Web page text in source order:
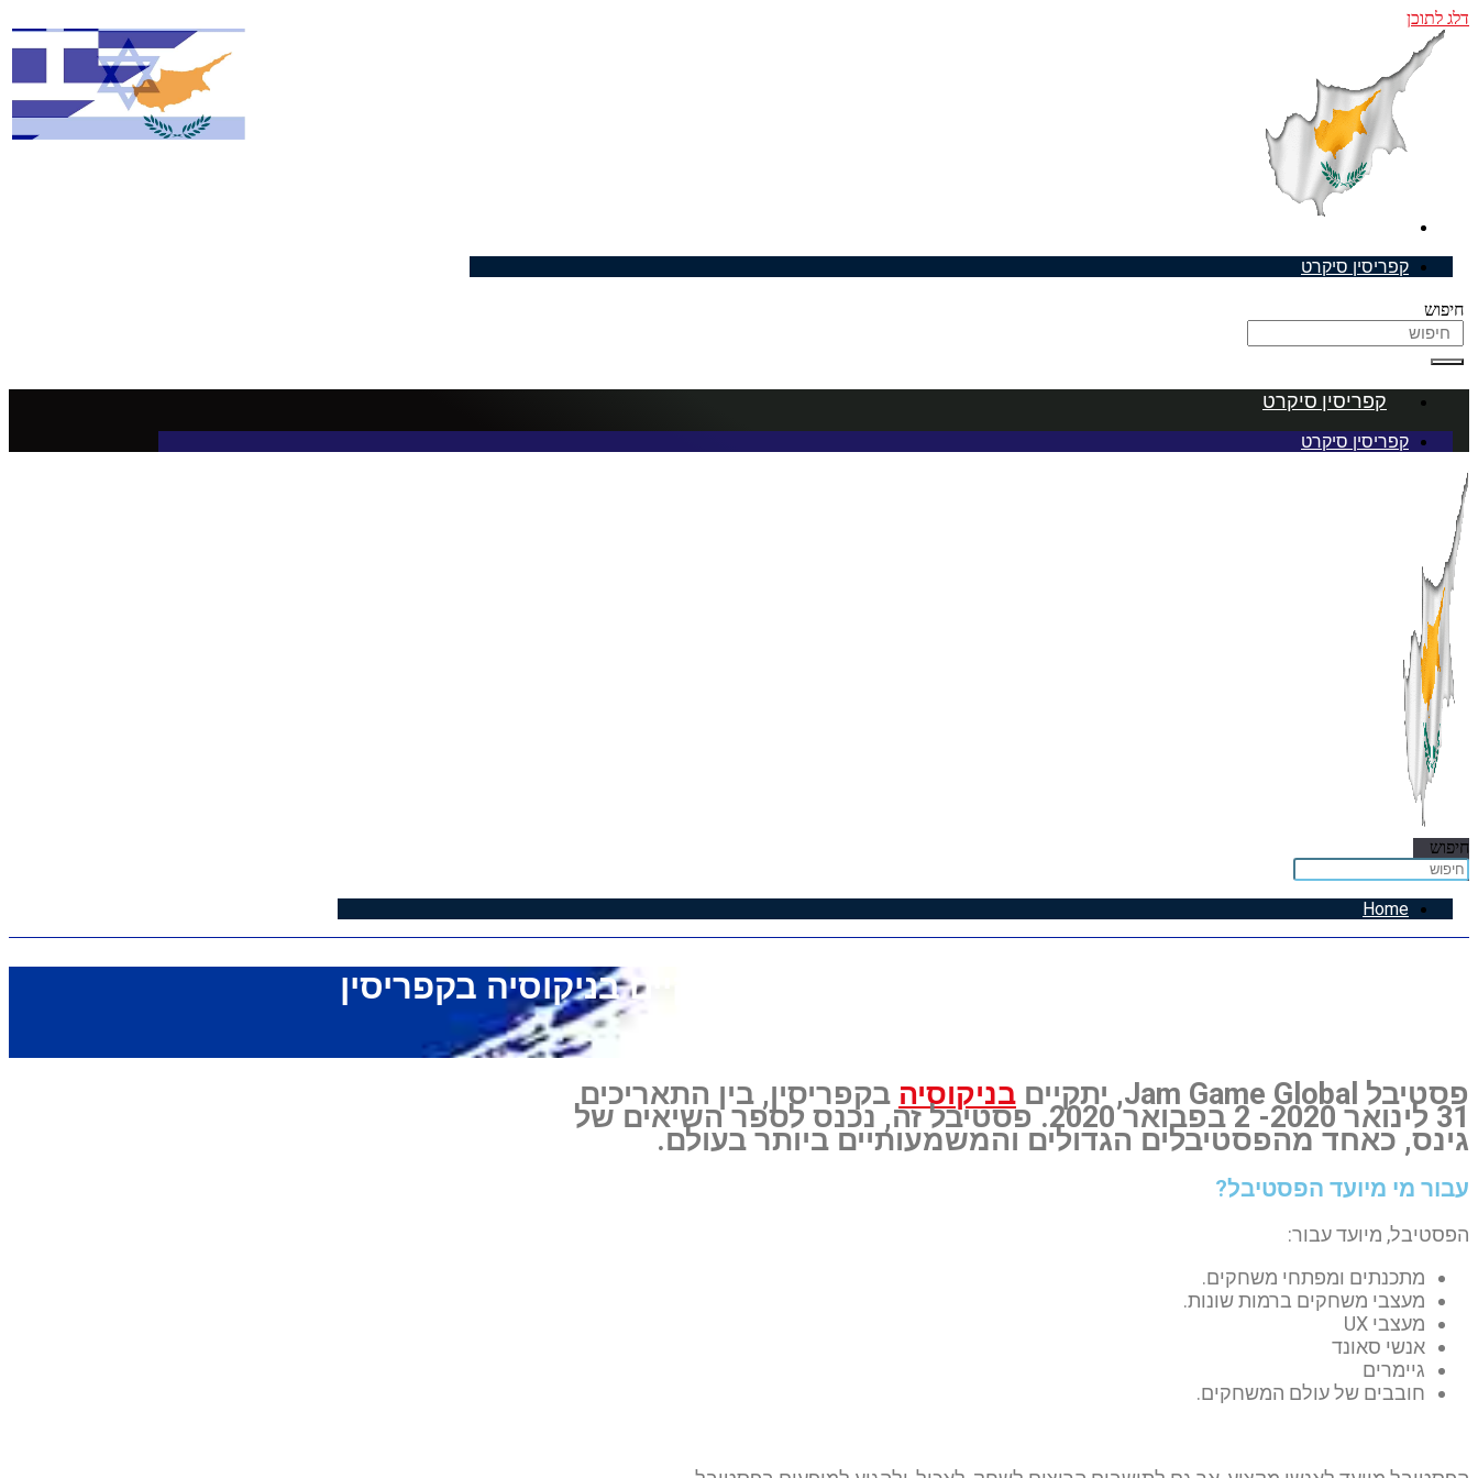
דלג לתוכן
קפריסין סיקרט
חיפוש
קפריסין סיקרט
קפריסין סיקרט
חיפוש
Home
פסטיבל Jam Game Global, יתקיים בניקוסיה בקפריסין, בין התאריכים
31 לינואר 2020- 2 בפבואר 2020. פסטיבל זה, נכנס לספר השיאים של
גינס, כאחד מהפסטיבלים הגדולים והמשמעותיים ביותר בעולם.
עבור מי מיועד הפסטיבל?
הפסטיבל, מיועד עבור:
מתכנתים ומפתחי משחקים.
מעצבי משחקים ברמות שונות.
מעצבי UX
אנשי סאונד
גיימרים
חובבים של עולם המשחקים.